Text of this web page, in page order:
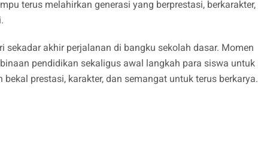
terus melahirkan generasi yang berprestasi, berkarakter,
sekadar akhir perjalanan di bangku sekolah dasar. Momen
pendidikan sekaligus awal langkah para siswa untuk
prestasi, karakter, dan semangat untuk terus berkarya.